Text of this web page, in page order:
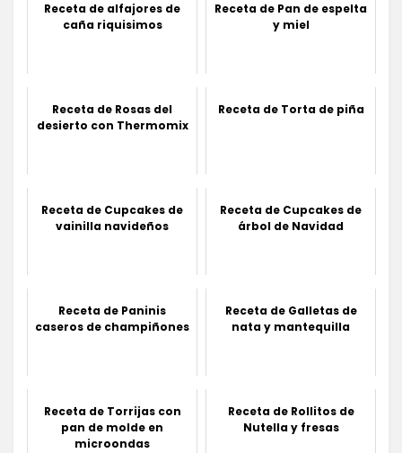
Receta de alfajores de
caña riquisimos
Receta de Pan de espelta
y miel
Receta de Rosas del
desierto con Thermomix
Receta de Torta de piña
Receta de Cupcakes de
vainilla navideños
Receta de Cupcakes de
árbol de Navidad
Receta de Paninis
caseros de champiñones
Receta de Galletas de
nata y mantequilla
Receta de Torrijas con
pan de molde en
microondas
Receta de Rollitos de
Nutella y fresas